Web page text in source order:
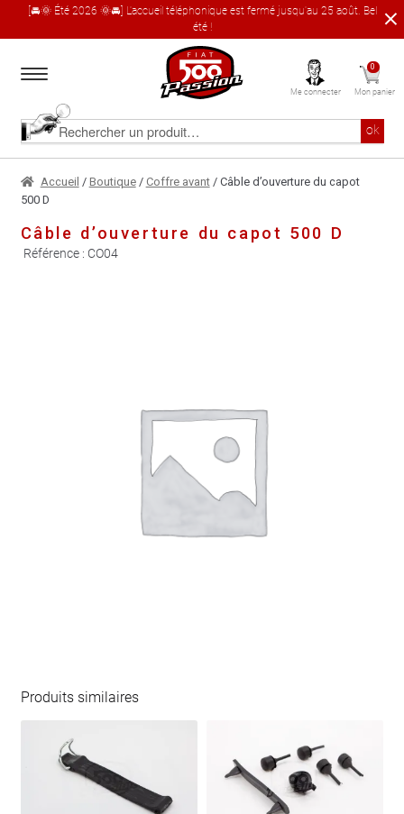
[🚘🌞 Été 2026 🌞🚘] L'accueil téléphonique est fermé jusqu'au 25 août. Bel
été !
à
navigation
au
contenu
Rechercher
produit
ok
Accueil
Le catalogue produit
À propos
Me connecter
0
Mon panier
Accueil / Boutique/ Coffre avant/ Câble d’ouverture du capot
500 D
Câble d’ouverture du capot 500 D
Référence : CO04
Produits similaires